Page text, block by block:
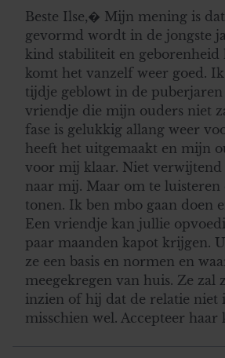
Beste Ilse,� Mijn mening is
gevormd wordt in de jongste
kind stabiliteit en geborenheid
komt het vanzelf weer goed.
tijdje geblowt in de puberjaren
vriendje die mijn ouders niet
fase is gelukkig allang weer
heeft het uitgemaakt en mijn
voor mij klaar. Niet
naar mij. Maar om te luisteren
tonen. Ik ben mbo gaan doen
Een vriendje kan jullie
paar maanden kapot krijgen.
ze een basis en normen en
meegekregen van huis. Ze zal
inzien of hij dat de relatie niet
misschien wel. Accepteer haar